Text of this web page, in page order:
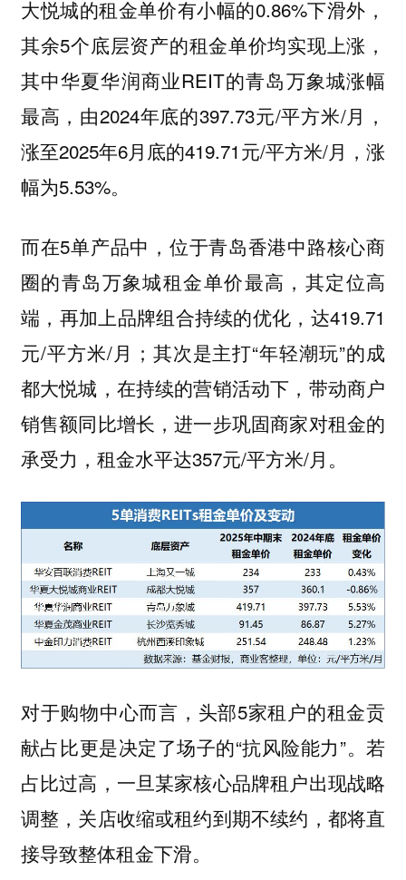
大悦城的租金单价有小幅的0.86%下滑外，
其余5个底层资产的租金单价均实现上涨，
其中华夏华润商业REIT的青岛万象城涨幅
最高，由2024年底的397.73元/平方米/月，
涨至2025年6月底的419.71元/平方米/月，涨
幅为5.53%。
而在5单产品中，位于青岛香港中路核心商
圈的青岛万象城租金单价最高，其定位高
端，再加上品牌组合持续的优化，达419.71
元/平方米/月；其次是主打“年轻潮玩”的成
都大悦城，在持续的营销活动下，带动商户
销售额同比增长，进一步巩固商家对租金的
承受力，租金水平达357元/平方米/月。
对于购物中心而言，头部5家租户的租金贡
献占比更是决定了场子的“抗风险能力”。若
占比过高，一旦某家核心品牌租户出现战略
调整，关店收缩或租约到期不续约，都将直
接导致整体租金下滑。